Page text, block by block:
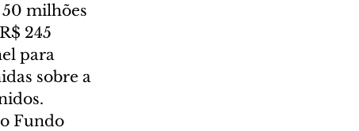
50 milhões
245
para
sobre a
Fundo